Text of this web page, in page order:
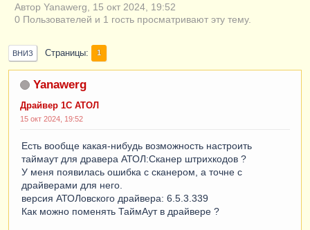
Автор Yanawerg, 15 окт 2024, 19:52
0 Пользователей и 1 гость просматривают эту тему.
ВНИЗ Страницы 1
Yanawerg
Драйвер 1С АТОЛ
15 окт 2024, 19:52
Есть вообще какая-нибудь возможность настроить
таймаут для дравера АТОЛ:Сканер штрихкодов ?
У меня появилась ошибка с сканером, а точне с
драйверами для него.
версия АТОЛовского драйвера: 6.5.3.339
Как можно поменять ТаймАут в драйвере ?